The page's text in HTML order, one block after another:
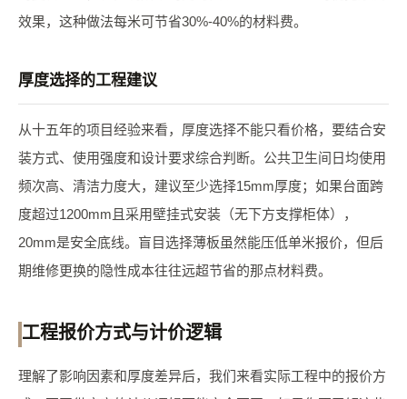
效果，这种做法每米可节省30%-40%的材料费。
厚度选择的工程建议
从十五年的项目经验来看，厚度选择不能只看价格，要结合安
装方式、使用强度和设计要求综合判断。公共卫生间日均使用
频次高、清洁力度大，建议至少选择15mm厚度；如果台面跨
度超过1200mm且采用壁挂式安装（无下方支撑柜体），
20mm是安全底线。盲目选择薄板虽然能压低单米报价，但后
期维修更换的隐性成本往往远超节省的那点材料费。
工程报价方式与计价逻辑
理解了影响因素和厚度差异后，我们来看实际工程中的报价方